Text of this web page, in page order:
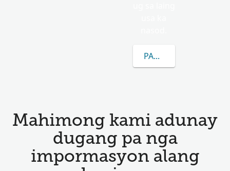
PAGKAT-ON OG
Mahimong kami adunay
dugang pa nga
impormasyon alang